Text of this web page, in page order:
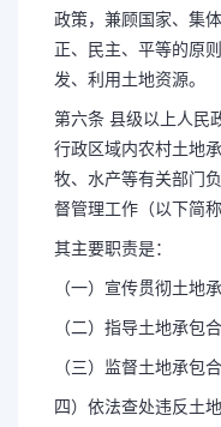
政策，兼顾国家、集
正、民主、平等的原
发、利用土地资源。
第六条 县级以上人民
行政区域内农村土地
牧、水产等有关部门
督管理工作（以下简
其主要职责是：
（一）宣传贯彻土地
（二）指导土地承包
（三）监督土地承包
四）依法查处违反土